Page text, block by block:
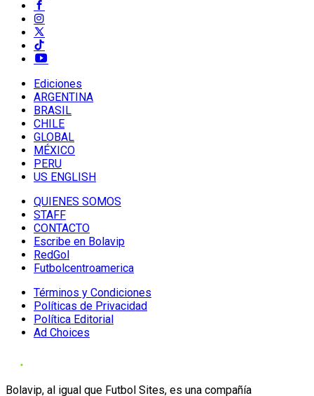
Ediciones
ARGENTINA
BRASIL
CHILE
GLOBAL
MÉXICO
PERU
US ENGLISH
QUIENES SOMOS
STAFF
CONTACTO
Escribe en Bolavip
RedGol
Futbolcentroamerica
Términos y Condiciones
Políticas de Privacidad
Política Editorial
Ad Choices
Bolavip, al igual que Futbol Sites, es una compañía